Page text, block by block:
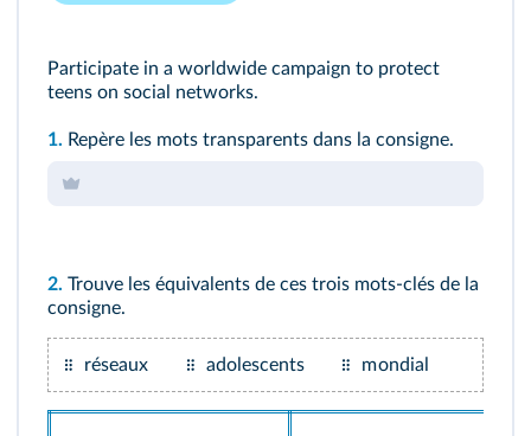
Participate in a worldwide campaign to protect
teens on social networks.
1. Repère les mots transparents dans la consigne.
2. Trouve les équivalents de ces trois mots-clés de la
consigne.
réseaux adolescents mondial